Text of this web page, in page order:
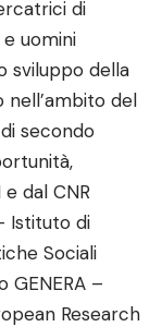
di
uomini
sviluppo della
nell’ambito del
secondo
dal CNR
Istituto di
Sociali
GENERA –
Research